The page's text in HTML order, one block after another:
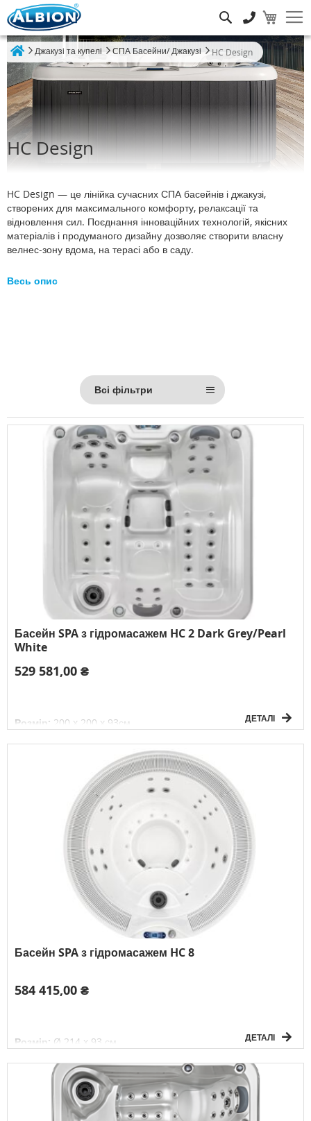
Джакузі та купелі СПА Басейни/ Джакузі HC Design
HC Design
HC Design — це лінійка сучасних СПА басейнів і джакузі,
створених для максимального комфорту, релаксації та
відновлення сил. Поєднання інноваційних технологій, якісних
матеріалів і продуманого дизайну дозволяє створити власну
велнес-зону вдома, на терасі або в саду.
Весь опис
Всі фільтри
Басейн SPA з гідромасажем HC 2 Dark Grey/Pearl
White
529 581,00 ₴
Розмір: 200 x 200 x 93см
Вага без води:288кг
Електричне підключення:3F/380V/50Гц
ДЕТАЛІ
Басейн SPA з гідромасажем HC 8
584 415,00 ₴
Розмір: Ø 214 x 93 см
Вага басейну без води:290 кг
Живлення:3F/380V/50Гц
К-сть осіб:6
ДЕТАЛІ